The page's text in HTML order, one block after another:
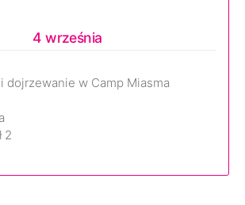
4 września
dojrzewanie w Camp Miasma
2